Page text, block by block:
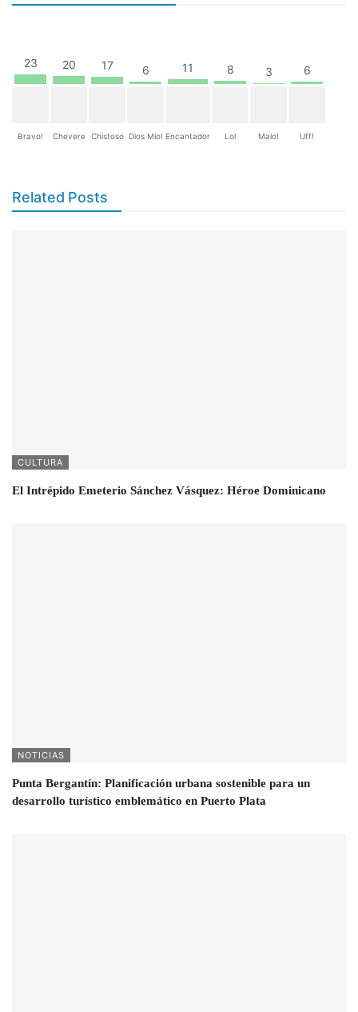
23
Bravo!
20
Chevere
17
Chistoso
6
Dios Mio!
11
Encantador
8
Lol
3
Malo!
6
Uff!
Related Posts
CULTURA
El Intrépido Emeterio Sánchez Vásquez: Héroe Dominicano
NOTICIAS
Punta Bergantín: Planificación urbana sostenible para un
desarrollo turístico emblemático en Puerto Plata